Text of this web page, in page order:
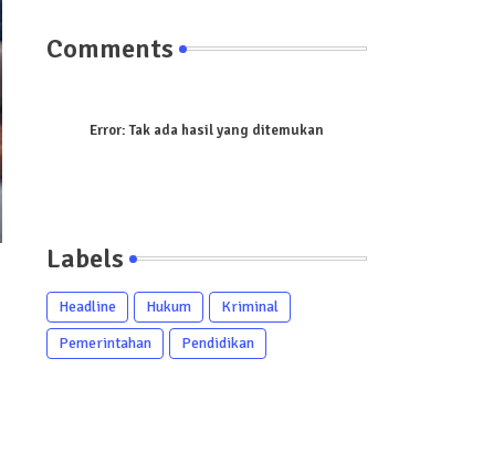
Comments
Error:Tak ada hasil yang ditemukan
Labels
Headline Hukum
Kriminal
Pemerintahan
Pendidikan